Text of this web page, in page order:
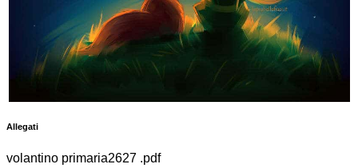
Allegati
volantino primaria2627 .pdf